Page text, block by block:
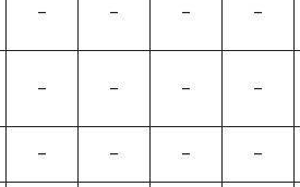
– – – –
– – – –
– – – –